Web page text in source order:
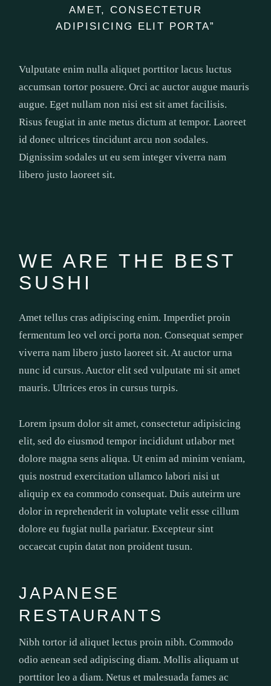
AMET, CONSECTETUR
ADIPISICING ELIT PORTA”
Vulputate enim nulla aliquet porttitor lacus luctus
accumsan tortor posuere. Orci ac auctor augue mauris
augue. Eget nullam non nisi est sit amet facilisis.
Risus feugiat in ante metus dictum at tempor. Laoreet
id donec ultrices tincidunt arcu non sodales.
Dignissim sodales ut eu sem integer viverra nam
libero justo laoreet sit.
WE ARE THE BEST
SUSHI
Amet tellus cras adipiscing enim. Imperdiet proin
fermentum leo vel orci porta non. Consequat semper
viverra nam libero justo laoreet sit. At auctor urna
nunc id cursus. Auctor elit sed vulputate mi sit amet
mauris. Ultrices eros in cursus turpis.
Lorem ipsum dolor sit amet, consectetur adipisicing
elit, sed do eiusmod tempor incididunt utlabor met
dolore magna sens aliqua. Ut enim ad minim veniam,
quis nostrud exercitation ullamco labori nisi ut
aliquip ex ea commodo consequat. Duis auteirm ure
dolor in reprehenderit in voluptate velit esse cillum
dolore eu fugiat nulla pariatur. Excepteur sint
occaecat cupin datat non proident tusun.
JAPANESE
RESTAURANTS
Nibh tortor id aliquet lectus proin nibh. Commodo
odio aenean sed adipiscing diam. Mollis aliquam ut
porttitor leo a diam. Netus et malesuada fames ac